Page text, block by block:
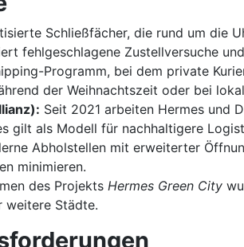
Schließfächer, die rund um die
fehlgeschlagene Zustellversuche
Programm, bei dem private
der Weihnachtszeit oder bei
Seit 2021 arbeiten Hermes und
gilt als Modell für nachhaltigere
Abholstellen mit erweiterter
minimieren.
des Projekts Hermes Green City
weitere Städte.